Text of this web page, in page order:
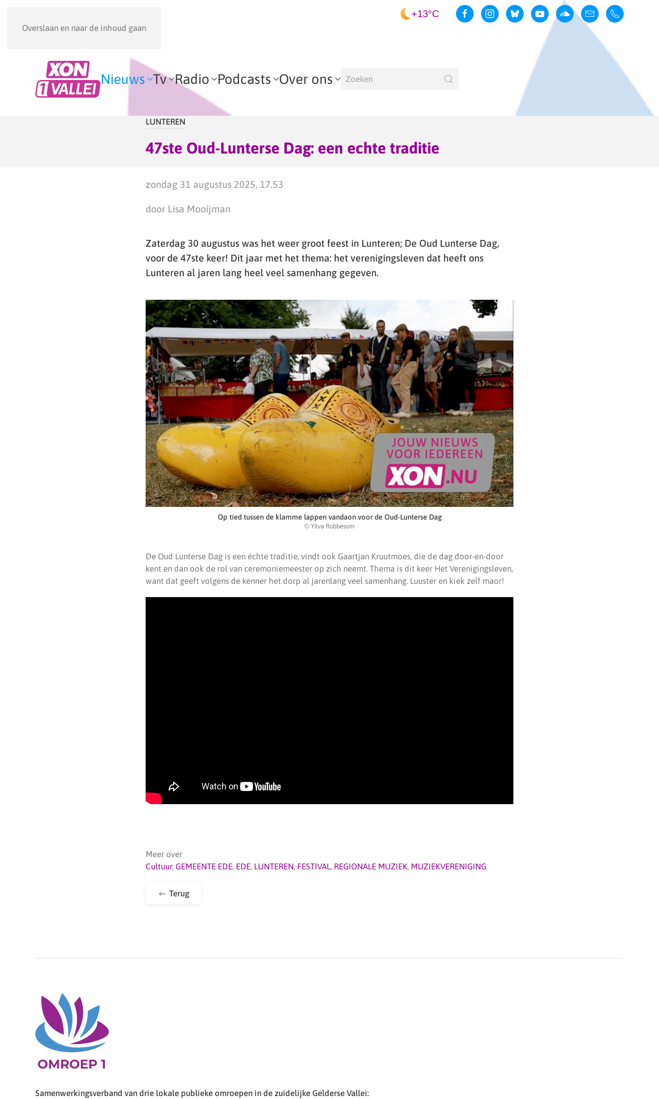
Overslaan en naar de inhoud gaan
+13°C
Nieuws Tv Radio Podcasts Over ons
LUNTEREN
47ste Oud-Lunterse Dag: een echte traditie
zondag 31 augustus 2025, 17.53
door Lisa Mooijman
Zaterdag 30 augustus was het weer groot feest in Lunteren; De Oud Lunterse Dag,
voor de 47ste keer! Dit jaar met het thema: het verenigingsleven dat heeft ons
Lunteren al jaren lang heel veel samenhang gegeven.
Op tied tussen de klamme lappen vandaon voor de Oud-Lunterse Dag
© Yilva Robbesom
De Oud Lunterse Dag is een échte traditie, vindt ook Gaartjan Kruutmoes, die de dag door-en-door
kent en dan ook de rol van ceremoniemeester op zich neemt. Thema is dit keer Het Verenigingsleven,
want dat geeft volgens de kenner het dorp al jarenlang veel samenhang. Luuster en kiek zelf maor!
Meer over
Cultuur, GEMEENTE EDE, EDE, LUNTEREN, FESTIVAL, REGIONALE MUZIEK, MUZIEKVERENIGING
Terug
Samenwerkingsverband van drie lokale publieke omroepen in de zuidelijke Gelderse Vallei: